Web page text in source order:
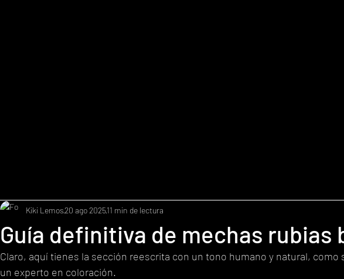
Guía definitiva de mechas rubias
Kiki Lemos20 ago 202511 min de lectura
Claro, aquí tienes la sección reescrita con un tono humano y natural, como
un experto en coloración.